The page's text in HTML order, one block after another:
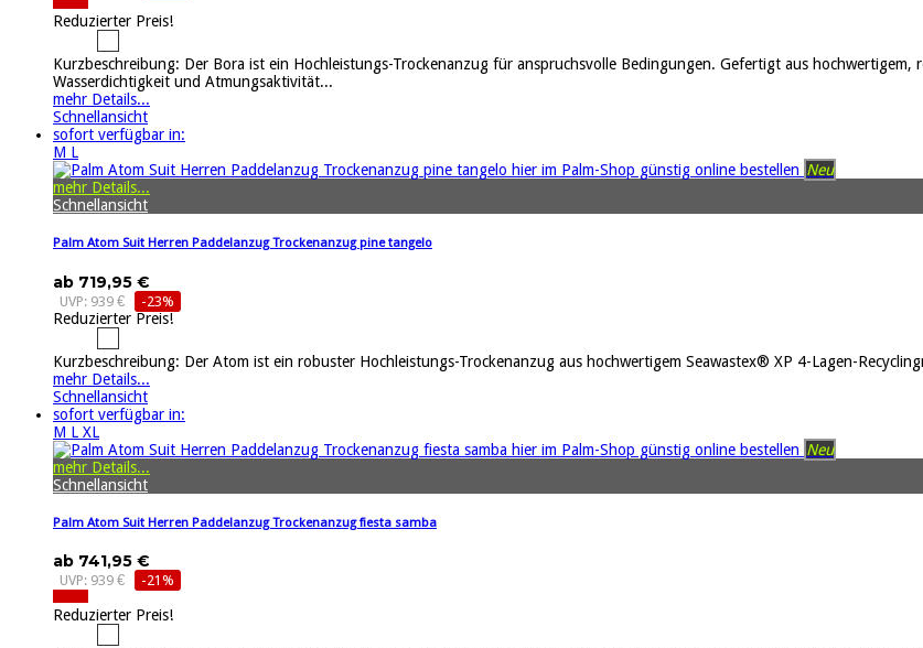
Reduzierter Preis!
Kurzbeschreibung: Der Bora ist ein Hochleistungs-Trockenanzug für anspruchsvolle Bedingungen. Gefertigt aus
Wasserdichtigkeit und Atmungsaktivität...
mehr Details...
Schnellansicht
sofort verfügbar in:
M L
Neu
mehr Details...
Schnellansicht
Palm Atom Suit Herren Paddelanzug Trockenanzug pine tangelo
ab 719,95 €
UVP: 939 € -23%
Reduzierter Preis!
Kurzbeschreibung: Der Atom ist ein robuster Hochleistungs-Trockenanzug aus hochwertigem Seawastex® XP 4-Lagen-
mehr Details...
Schnellansicht
sofort verfügbar in:
M L XL
Neu
mehr Details...
Schnellansicht
Palm Atom Suit Herren Paddelanzug Trockenanzug fiesta samba
ab 741,95 €
UVP: 939 € -21%
Reduzierter Preis!